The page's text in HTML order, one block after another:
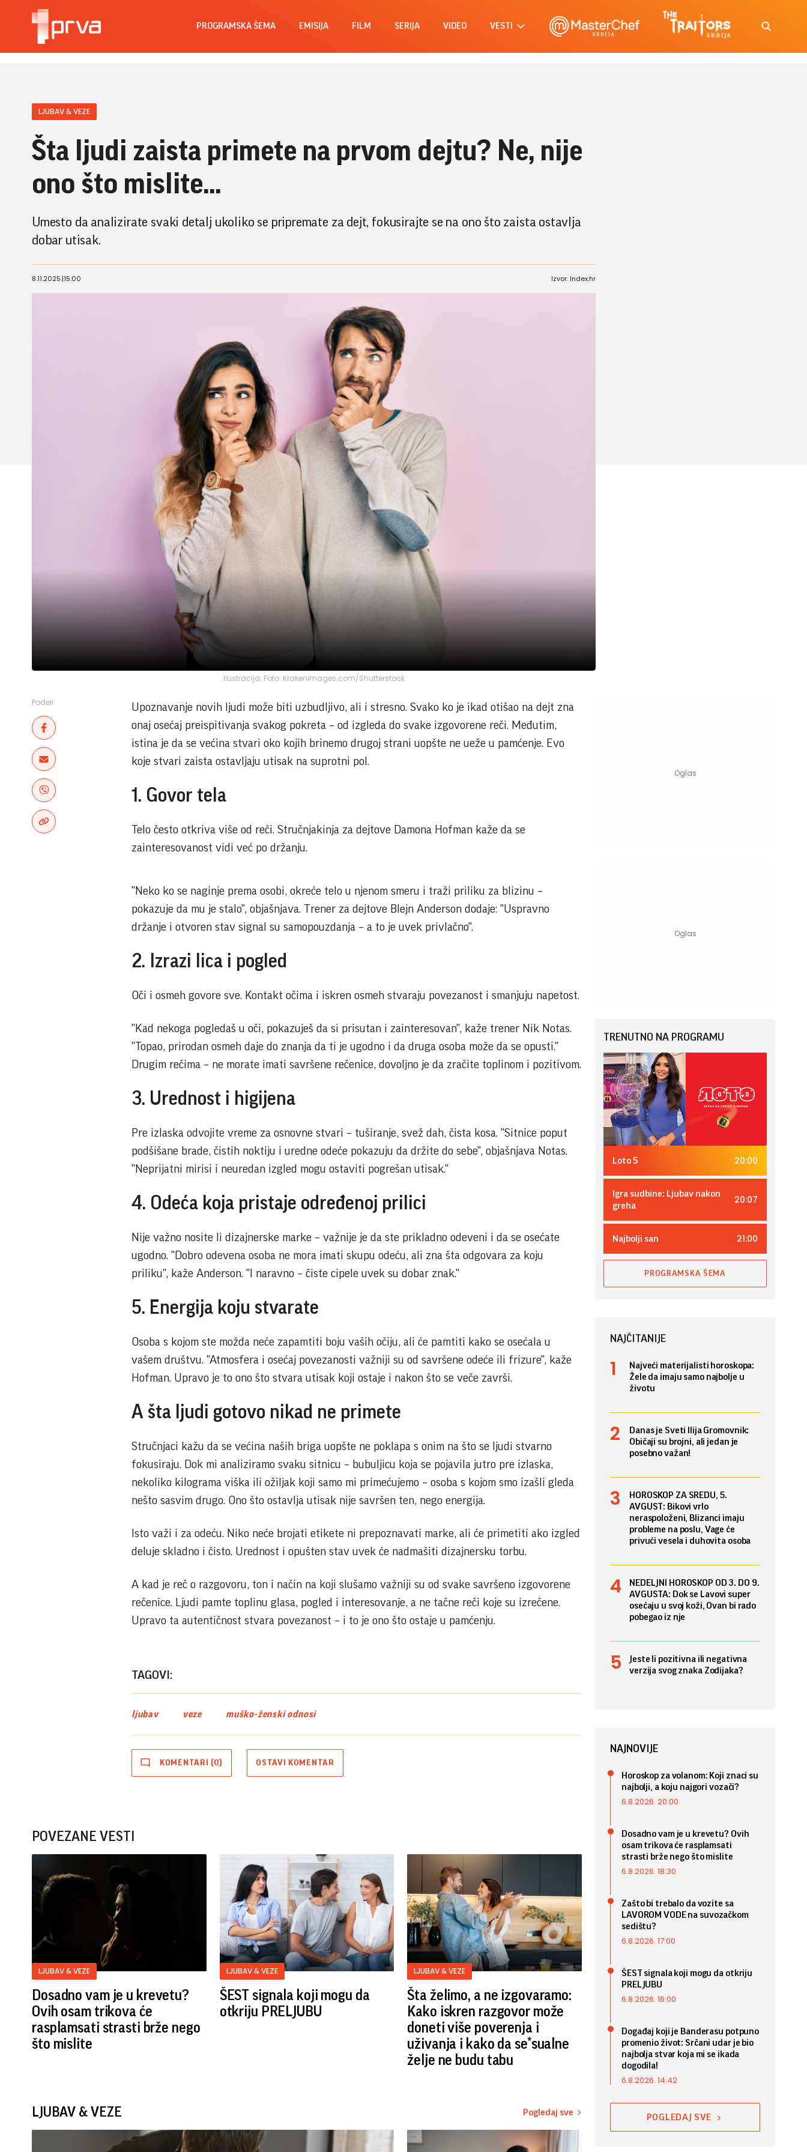
PROGRAMSKA ŠEMA EMISIJA FILM SERIJA VIDEO VESTI
LJUBAV & VEZE
Šta ljudi zaista primete na prvom dejtu? Ne, nije
ono što mislite...
Umesto da analizirate svaki detalj ukoliko se pripremate za dejt, fokusirajte se na ono što zaista ostavlja
dobar utisak.
Ilustracija; Foto: Krakenimages.com/Shutterstock
8.11.2025.|15:00 Izvor: Index.hr
Podeli:
Upoznavanje novih ljudi može biti uzbudljivo, ali i stresno. Svako ko je ikad otišao na dejt zna
onaj osećaj preispitivanja svakog pokreta – od izgleda do svake izgovorene reči. Međutim,
istina je da se većina stvari oko kojih brinemo drugoj strani uopšte ne ueže u pamćenje. Evo
koje stvari zaista ostavljaju utisak na suprotni pol.
1. Govor tela
Telo često otkriva više od reči. Stručnjakinja za dejtove Damona Hofman kaže da se
zainteresovanost vidi već po držanju.
"Neko ko se naginje prema osobi, okreće telo u njenom smeru i traži priliku za blizinu –
pokazuje da mu je stalo", objašnjava. Trener za dejtove Blejn Anderson dodaje: "Uspravno
držanje i otvoren stav signal su samopouzdanja – a to je uvek privlačno".
2. Izrazi lica i pogled
Oči i osmeh govore sve. Kontakt očima i iskren osmeh stvaraju povezanost i smanjuju napetost.
"Kad nekoga pogledaš u oči, pokazuješ da si prisutan i zainteresovan", kaže trener Nik Notas.
"Topao, prirodan osmeh daje do znanja da ti je ugodno i da druga osoba može da se opusti."
Drugim rečima – ne morate imati savršene rečenice, dovoljno je da zračite toplinom i pozitivom.
3. Urednost i higijena
Pre izlaska odvojite vreme za osnovne stvari – tuširanje, svež dah, čista kosa. "Sitnice poput
podšišane brade, čistih noktiju i uredne odeće pokazuju da držite do sebe", objašnjava Notas.
"Neprijatni mirisi i neuredan izgled mogu ostaviti pogrešan utisak."
4. Odeća koja pristaje određenoj prilici
Nije važno nosite li dizajnerske marke – važnije je da ste prikladno odeveni i da se osećate
ugodno. "Dobro odevena osoba ne mora imati skupu odeću, ali zna šta odgovara za koju
priliku", kaže Anderson. "I naravno – čiste cipele uvek su dobar znak."
5. Energija koju stvarate
Osoba s kojom ste možda neće zapamtiti boju vaših očiju, ali će pamtiti kako se osećala u
vašem društvu. "Atmosfera i osećaj povezanosti važniji su od savršene odeće ili frizure", kaže
Hofman. Upravo je to ono što stvara utisak koji ostaje i nakon što se veče završi.
A šta ljudi gotovo nikad ne primete
Stručnjaci kažu da se većina naših briga uopšte ne poklapa s onim na što se ljudi stvarno
fokusiraju. Dok mi analiziramo svaku sitnicu – bubuljicu koja se pojavila jutro pre izlaska,
nekoliko kilograma viška ili ožiljak koji samo mi primećujemo – osoba s kojom smo izašli gleda
nešto sasvim drugo. Ono što ostavlja utisak nije savršen ten, nego energija.
Isto važi i za odeću. Niko neće brojati etikete ni prepoznavati marke, ali će primetiti ako izgled
deluje skladno i čisto. Urednost i opušten stav uvek će nadmašiti dizajnersku torbu.
A kad je reč o razgovoru, ton i način na koji slušamo važniji su od svake savršeno izgovorene
rečenice. Ljudi pamte toplinu glasa, pogled i interesovanje, a ne tačne reči koje su izrečene.
Upravo ta autentičnost stvara povezanost – i to je ono što ostaje u pamćenju.
TAGOVI:
ljubav veze muško-ženski odnosi
KOMENTARI (0) OSTAVI KOMENTAR
POVEZANE VESTI
LJUBAV & VEZE
Dosadno vam je u krevetu?
Ovih osam trikova će
rasplamsati strasti brže nego
što mislite
LJUBAV & VEZE
ŠEST signala koji mogu da
otkriju PRELJUBU
LJUBAV & VEZE
Šta želimo, a ne izgovaramo:
Kako iskren razgovor može
doneti više poverenja i
uživanja i kako da se*sualne
želje ne budu tabu
LJUBAV & VEZE Pogledaj sve
TRENUTNO NA PROGRAMU
Loto 5 20:00
Igra sudbine: Ljubav nakon
greha
20:07
Najbolji san 21:00
PROGRAMSKA ŠEMA
NAJČITANIJE
Najveći materijalisti horoskopa:
Žele da imaju samo najbolje u
životu
Danas je Sveti Ilija Gromovnik:
Običaji su brojni, ali jedan je
posebno važan!
HOROSKOP ZA SREDU, 5.
AVGUST: Bikovi vrlo
neraspoloženi, Blizanci imaju
probleme na poslu, Vage će
privući vesela i duhovita osoba
NEDELJNI HOROSKOP OD 3. DO 9.
AVGUSTA: Dok se Lavovi super
osećaju u svoj koži, Ovan bi rado
pobegao iz nje
Jeste li pozitivna ili negativna
verzija svog znaka Zodijaka?
NAJNOVIJE
Horoskop za volanom: Koji znaci su
najbolji, a koju najgori vozači?
6.8.2026. 20:00
Dosadno vam je u krevetu? Ovih
osam trikova će rasplamsati
strasti brže nego što mislite
6.8.2026. 18:30
Zašto bi trebalo da vozite sa
LAVOROM VODE na suvozačkom
sedištu?
6.8.2026. 17:00
ŠEST signala koji mogu da otkriju
PRELJUBU
6.8.2026. 16:00
Događaj koji je Banderasu potpuno
promenio život: Srčani udar je bio
najbolja stvar koja mi se ikada
dogodila!
6.8.2026. 14:42
POGLEDAJ SVE